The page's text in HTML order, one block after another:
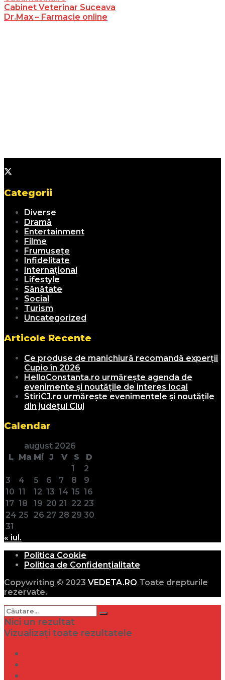
Cabinet Veterinar Suceava
Dr.Max – Farmacie online
Categorii
Diverse
Dramă
Entertainment
Filme
Frumusețe
Infidelitate
Internațional
Lifestyle
Sănătate
Social
Turism
Uncategorized
Articole Recente
Ce produse de manichiură recomandă experții
Cupio în 2026
HelloConstanta.ro urmărește agenda de
evenimente și noutățile de interes local
StiriCJ.ro urmărește evenimentele și noutățile
din județul Cluj
Calendar
august 2026
L Ma Mi J V S
D
1
2
3
4 5 6 7 8
9
10 11 12 13 14 15 16
17 18 19 20 21 22 23
24 25 26 27 28 29 30
31
« iul.
Politica Cookie
Politica de Confidențialitate
Copywriting © 2023 VEDETA.RO Toate drepturile
rezervate.
Nici un rezultat
Vizualizați toate rezultatele